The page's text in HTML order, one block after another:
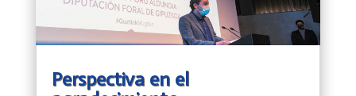
Perspectiva en el